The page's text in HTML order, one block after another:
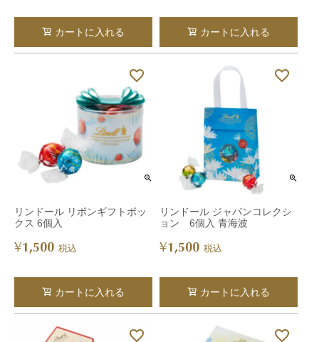
カートに入れる カートに入れる
リンドール リボンギフトボッ
クス 6個入
¥1,500 税込
カートに入れる
リンドール ジャパンコレクシ
ョン 6個入 青海波
¥1,500 税込
カートに入れる